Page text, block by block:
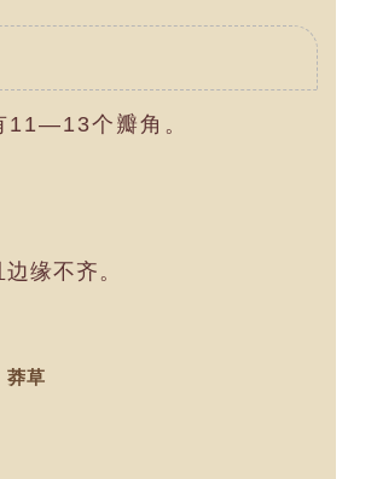
11―13个瓣角。
缘不齐。
莽草